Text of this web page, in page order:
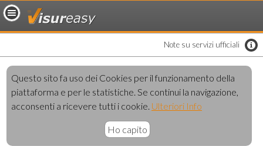
Note su servizi ufficiali
Questo sito fa uso dei Cookies per il funzionamento della
piattaforma e per le statistiche. Se continui la navigazione,
acconsenti a ricevere tutti i cookie. Ulteriori Info
Ho capito